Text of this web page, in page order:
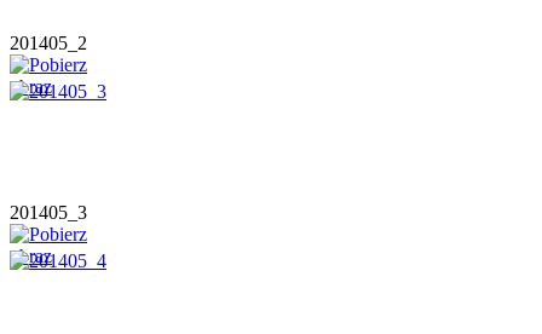
201405_2
201405_3